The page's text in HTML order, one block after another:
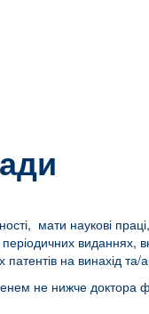
мати наукові
на винахід
не нижче доктора